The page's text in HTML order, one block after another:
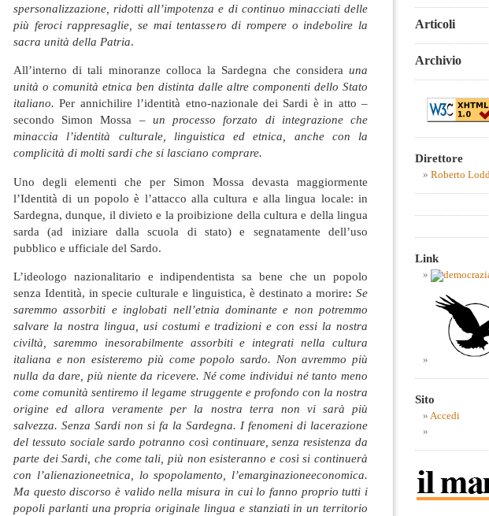
spersonalizzazione, ridotti all’impotenza e di continuo minacciati delle
più feroci rappresaglie, se mai tentassero di rompere o indebolire la
sacra unità della Patria.
All’interno di tali minoranze colloca la Sardegna che considera una
unità o comunità etnica ben distinta dalle altre componenti dello Stato
italiano. Per annichilire l’identità etno-nazionale dei Sardi è in atto –
secondo Simon Mossa – un processo forzato di integrazione che
minaccia l’identità culturale, linguistica ed etnica, anche con la
complicità di molti sardi che si lasciano comprare.
Uno degli elementi che per Simon Mossa devasta maggiormente
l’Identità di un popolo è l’attacco alla cultura e alla lingua locale: in
Sardegna, dunque, il divieto e la proibizione della cultura e della lingua
sarda (ad iniziare dalla scuola di stato) e segnatamente dell’uso
pubblico e ufficiale del Sardo.
L’ideologo nazionalitario e indipendentista sa bene che un popolo
senza Identità, in specie culturale e linguistica, è destinato a morire:Se
saremmo assorbiti e inglobati nell’etnia dominante e non potremmo
salvare la nostra lingua, usi costumi e tradizioni e con essi la nostra
civiltà, saremmo inesorabilmente assorbiti e integrati nella cultura
italiana e non esisteremo più come popolo sardo. Non avremmo più
nulla da dare, più niente da ricevere. Né come individui né tanto meno
come comunità sentiremo il legame struggente e profondo con la nostra
origine ed allora veramente per la nostra terra non vi sarà più
salvezza. Senza Sardi non si fa la Sardegna. I fenomeni di lacerazione
del tessuto sociale sardo potranno così continuare, senza resistenza da
parte dei Sardi, che come tali, più non esisteranno e così si continuerà
con l’alienazioneetnica, lo spopolamento, l’emarginazioneeconomica.
Ma questo discorso è valido nella misura in cui lo fanno proprio tutti i
popoli parlanti una propria originale lingua e stanziati in un territorio
Articoli
Archivio
Direttore
Roberto
Link
Sito
Accedi